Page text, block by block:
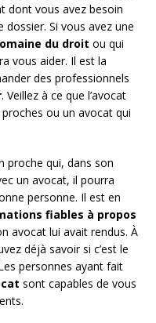
dont vous avez besoin
Si vous avez une
du droit ou qui
vous aider. Il est la
des professionnels
. Veillez à ce que l’avocat
ou un avocat qui
proche qui, dans son
un avocat, il pourra
personne. Il est en
fiables à propos
avocat lui avait rendus. À
déjà savoir si c’est le
personnes ayant fait
sont capables de vous